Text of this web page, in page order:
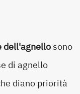
dell'agnellosono
di agnello
diano priorità